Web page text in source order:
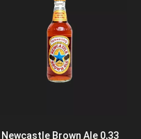
Newcastle Brown Ale 0,33